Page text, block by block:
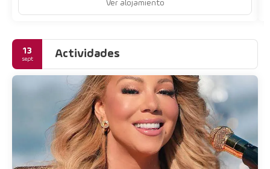
Ver alojamiento
13
sept Actividades